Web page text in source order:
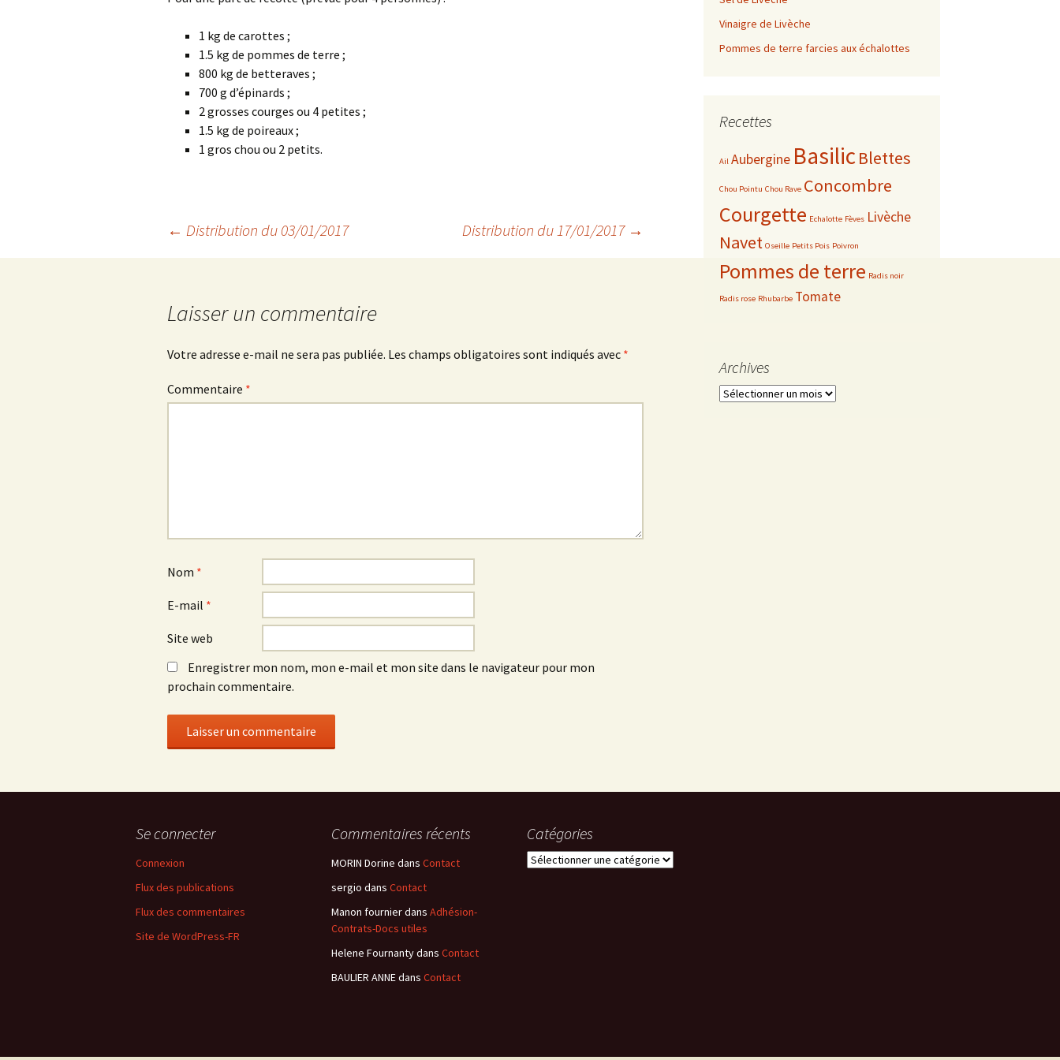
Décembre
Octobre
Novembre
Décembre
Octobre
Septembre
Août
Juillet
Novembre
Octobre
Avril
Année 2014
1 kg de carottes ;
1.5 kg de pommes de terre ;
800 kg de betteraves ;
700 g d’épinards ;
2 grosses courges ou 4 petites ;
1.5 kg de poireaux ;
1 gros chou ou 2 petits.
Navigation
← Distribution du 03/01/2017 Distribution du 17/01/2017 →
Laisser un commentaire
Votre adresse e-mail ne sera pas publiée. Les champs obligatoires sont indiqués avec *
Commentaire *
Nom *
E-mail *
Site web
Enregistrer mon nom, mon e-mail et mon site dans le navigateur pour mon
prochain commentaire.
Vinaigre de Livèche
Pommes de terre farcies aux échalottes
Recettes
Ail Aubergine Basilic Blettes
Chou Pointu Chou Rave Concombre
Courgette Echalotte Fèves Livèche
Navet Oseille Petits Pois Poivron
Pommes de terre Radis noir
Radis rose Rhubarbe Tomate
Archives
Archives
Se connecter
Connexion
Flux des publications
Flux des commentaires
Site de WordPress-FR
Commentaires récents
MORIN Dorine dans Contact
sergio dans Contact
Manon fournierdans Adhésion-
Contrats-Docs utiles
Helene Fournantydans Contact
BAULIER ANNEdans Contact
Catégories
Catégories